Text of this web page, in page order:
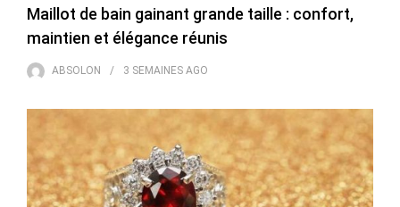
Maillot de bain gainant grande taille : confort,
maintien et élégance réunis
ABSOLON 3 SEMAINES AGO